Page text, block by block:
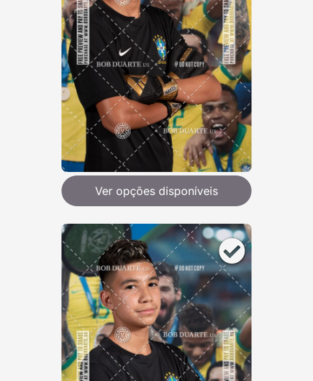
Ver opções disponíveis